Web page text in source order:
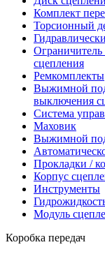
Комплект
Торсионный
Ограничитель
сцепления
Ремкомплекты
Выжимной
выключения
Система
Маховик
Выжимной
Прокладки /
Корпус
Инструменты
Модуль
Коробка передач